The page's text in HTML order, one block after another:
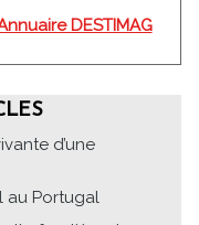
DESTIMAG
d’une
au Portugal